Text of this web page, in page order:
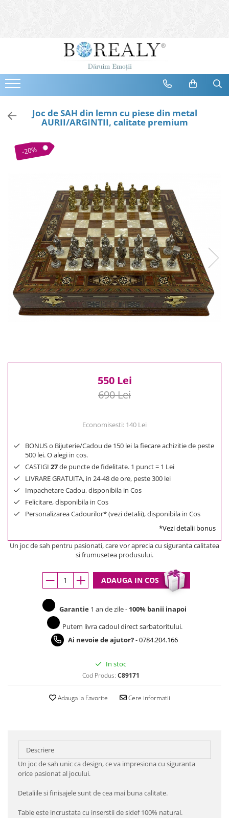
Bijuterii
Cercei
Bratari
Coliere
Tiare
Bijuterii Copii
Bijuterii Mirese
Reduceri
Cele mai noi
Cele mai vandute
Cele mai votate
Cu video
Pret
0 Lei - 100 Lei
Joc de SAH din lemn cu piese din metal
AURII/ARGINTII, calitate premium
-20%
550 Lei
690 Lei
Economisesti: 140 Lei
BONUS o Bijuterie/Cadou de 150 lei la fiecare achizitie de peste
500 lei. O alegi in cos.
CASTIGI 27de puncte de fidelitate. 1 punct = 1 Lei
LIVRARE GRATUITA, in 24-48 de ore, peste 300 lei
Impachetare Cadou, disponibila in Cos
Felicitare, disponibila in Cos
Personalizarea Cadourilor* (vezi detalii), disponibila in Cos
*Vezi detalii bonus
Un joc de sah pentru pasionati, care vor aprecia cu siguranta calitatea
si frumusetea produsului.
ADAUGA IN COS
Garantie 1 an de zile - 100% banii inapoi
Putem livra cadoul direct sarbatoritului.
Ai nevoie de ajutor?-0784.204.166
In stoc
Cod Produs: C89171
Adauga la Favorite Cere informatii
Descriere
Un joc de sah unic ca design, ce va impresiona cu siguranta
orice pasionat al jocului.
Detaliile si finisajele sunt de cea mai buna calitate.
Table este incrustata cu inserstii de sidef 100% natural.